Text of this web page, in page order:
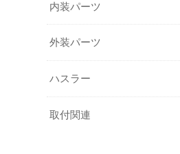
内装パーツ
外装パーツ
ハスラー
取付関連